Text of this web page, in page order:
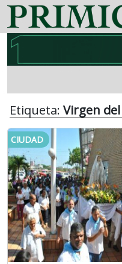
Etiqueta: Virgen
CIUDAD